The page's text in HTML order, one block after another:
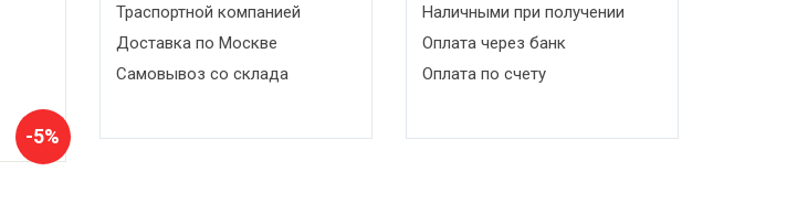
-5%
Траспортной компанией
Доставка по Москве
Самовывоз со склада
Наличными при получении
Оплата через банк
Оплата по счету